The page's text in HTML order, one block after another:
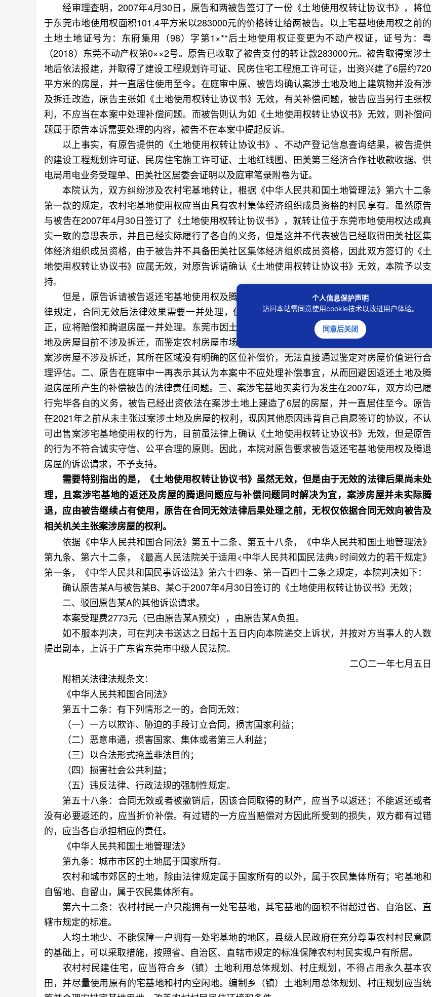
经审理查明，2007年4月30日，原告和两被告签订了一份《土地使用权转让协议书》，将位
于东莞市地使用权面积101.4平方米以283000元的价格转让给两被告。以上宅基地使用权之前的
土地土地证号为：东府集用（98）字第1×**后土地使用权证变更为不动产权证，证号为：粤
（2018）东莞不动产权第0××2号。原告已收取了被告支付的转让款283000元。被告取得案涉土
地后依法报建，并取得了建设工程规划许可证、民房住宅工程施工许可证，出资兴建了6层约720
平方米的房屋，并一直居住使用至今。在庭审中原、被告均确认案涉土地及地上建筑物并没有涉
及拆迁改造，原告主张如《土地使用权转让协议书》无效，有关补偿问题，被告应当另行主张权
利，不应当在本案中处理补偿问题。而被告则认为如《土地使用权转让协议书》无效，则补偿问
题属于原告本诉需要处理的内容，被告不在本案中提起反诉。
以上事实，有原告提供的《土地使用权转让协议书》、不动产登记信息查询结果，被告提供
的建设工程规划许可证、民房住宅施工许可证、土地红线图、田美第三经济合作社收款收据、供
电局用电业务受理单、田美社区居委会证明以及庭审笔录附卷为证。
本院认为，双方纠纷涉及农村宅基地转让，根据《中华人民共和国土地管理法》第六十二条
第一款的规定，农村宅基地使用权应当由具有农村集体经济组织成员资格的村民享有。虽然原告
与被告在2007年4月30日签订了《土地使用权转让协议书》，就转让位于东莞市地使用权达成真
实一致的意思表示，并且已经实际履行了各自的义务，但是这并不代表被告已经取得田美社区集
体经济组织成员资格，由于被告并不具备田美社区集体经济组织成员资格，因此双方签订的《土
地使用权转让协议书》应属无效，对原告诉请确认《土地使用权转让协议书》无效，本院予以支
持。
但是，原告诉请被告返还宅基地使用权及腾退房屋，本院不予支持，理由如下：一、按照法
律规定，合同无效后法律效果需要一并处理，但在农村宅基地买卖合同案件中，为保证公平公
正，应将赔偿和腾退房屋一并处理。东莞市因土地房屋的价值增幅较大，原、被告均确认案涉土
地及房屋目前不涉及拆迁，而鉴定农村房屋市场价值必须有该房屋所在区域的区位补偿价，目前
案涉房屋不涉及拆迁，其所在区域没有明确的区位补偿价，无法直接通过鉴定对房屋价值进行合
理评估。二、原告在庭审中一再表示其认为本案中不应处理补偿事宜，从而回避因返还土地及腾
退房屋所产生的补偿被告的法律责任问题。三、案涉宅基地买卖行为发生在2007年，双方均已履
行完毕各自的义务，被告已经出资依法在案涉土地上建造了6层的房屋，并一直居住至今。原告
在2021年之前从未主张过案涉土地及房屋的权利，现因其他原因违背自己自愿签订的协议，不认
可出售案涉宅基地使用权的行为，目前虽法律上确认《土地使用权转让协议书》无效，但是原告
的行为不符合诚实守信、公平合理的原则。因此，本院对原告要求被告返还宅基地使用权及腾退
房屋的诉讼请求，不予支持。
需要特别指出的是，《土地使用权转让协议书》虽然无效，但是由于无效的法律后果尚未处
理，且案涉宅基地的返还及房屋的腾退问题应与补偿问题同时解决为宜，案涉房屋并未实际腾
退，应由被告继续占有使用，原告在合同无效法律后果处理之前，无权仅依据合同无效向被告及
相关机关主张案涉房屋的权利。
依据《中华人民共和国合同法》第五十二条、第五十八条，《中华人民共和国土地管理法》
第九条、第六十二条，《最高人民法院关于适用<中华人民共和国民法典>时间效力的若干规定》
第一条，《中华人民共和国民事诉讼法》第六十四条、第一百四十二条之规定，本院判决如下：
确认原告某A与被告某B、某C于2007年4月30日签订的《土地使用权转让协议书》无效；
二、驳回原告某A的其他诉讼请求。
本案受理费2773元（已由原告某A预交），由原告某A负担。
如不服本判决，可在判决书送达之日起十五日内向本院递交上诉状，并按对方当事人的人数
提出副本，上诉于广东省东莞市中级人民法院。
二〇二一年七月五日
附相关法律法规条文：
《中华人民共和国合同法》
第五十二条：有下列情形之一的，合同无效：
（一）一方以欺诈、胁迫的手段订立合同，损害国家利益；
（二）恶意串通，损害国家、集体或者第三人利益；
（三）以合法形式掩盖非法目的；
（四）损害社会公共利益；
（五）违反法律、行政法规的强制性规定。
第五十八条：合同无效或者被撤销后，因该合同取得的财产，应当予以返还；不能返还或者
没有必要返还的，应当折价补偿。有过错的一方应当赔偿对方因此所受到的损失，双方都有过错
的，应当各自承担相应的责任。
《中华人民共和国土地管理法》
第九条：城市市区的土地属于国家所有。
农村和城市郊区的土地，除由法律规定属于国家所有的以外，属于农民集体所有；宅基地和
自留地、自留山，属于农民集体所有。
第六十二条：农村村民一户只能拥有一处宅基地，其宅基地的面积不得超过省、自治区、直
辖市规定的标准。
人均土地少、不能保障一户拥有一处宅基地的地区，县级人民政府在充分尊重农村村民意愿
的基础上，可以采取措施，按照省、自治区、直辖市规定的标准保障农村村民实现户有所居。
农村村民建住宅，应当符合乡（镇）土地利用总体规划、村庄规划，不得占用永久基本农
田，并尽量使用原有的宅基地和村内空闲地。编制乡（镇）土地利用总体规划、村庄规划应当统
个人信息保护声明
访问本站需同意使用cookie技术以改进用户体验。
同意后关闭